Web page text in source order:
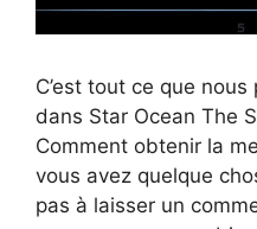
C’est tout ce que
dans Star Ocean The
Comment obtenir la
vous avez quelque
pas à laisser un